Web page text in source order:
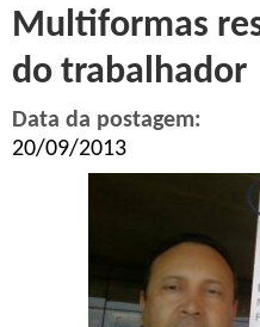
Multiformas
do trabalhador
Data da postagem:
20/09/2013